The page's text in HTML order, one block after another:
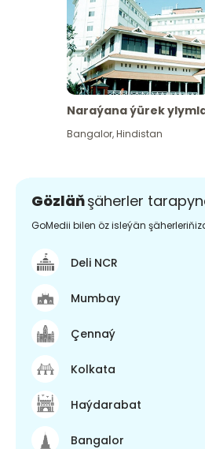
Naraýana ýürek
Bangalor,Hindistan
Gözläňşäherler
GoMedii bilen öz isleýän
Deli NCR
Mumbay
Çennaý
Kolkata
Haýdarabat
Bangalor